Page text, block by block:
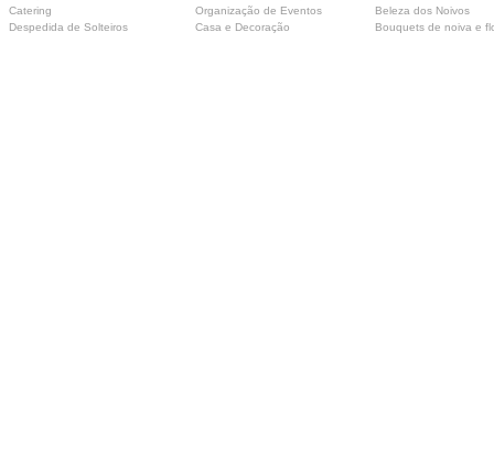
Catering
Organização de Eventos
Beleza dos Noivos
Despedida de Solteiros
Casa e Decoração Bouquets de noiva e